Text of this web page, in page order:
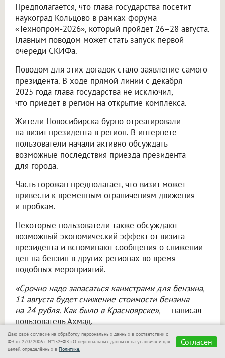
Предполагается, что глава государства посетит
наукоград Кольцово в рамках форума
«Технопром-2026», который пройдёт 26–28 августа.
Главным поводом может стать запуск первой
очереди СКИФа.
Поводом для этих догадок стало заявление самого
президента. В ходе прямой линии с декабря
2025 года глава государства не исключил,
что приедет в регион на открытие комплекса.
Жители Новосибирска бурно отреагировали
на визит президента в регион. В интернете
пользователи начали активно обсуждать
возможные последствия приезда президента
для города.
Часть горожан предполагает, что визит может
привести к временным ограничениям движения
и пробкам.
Некоторые пользователи также обсуждают
возможный экономический эффект от визита
президента и вспоминают сообщения о снижении
цен на бензин в других регионах во время
подобных мероприятий.
«Срочно надо запасаться канистрами для бензина,
11 августа будет снижение стоимости бензина
на 24 рубля. Как было в Красноярске», — написал
пользователь Ахмад.
Отдельная тема в комментариях — подготовка
города к приезду президента. Пользователи
Даю своё согласие на обработку персональных данных в соответствии с
ФЗ от 27.07.2006 г. №152-ФЗ «О персональных данных» на условиях и для
целей, определённых в Политике.
Согласен